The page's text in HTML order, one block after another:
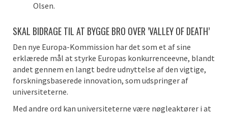
Olsen.
SKAL BIDRAGE TIL AT BYGGE BRO OVER ’VALLEY OF DEATH’
Den nye Europa-Kommission har det som et af sine
erklærede mål at styrke Europas konkurrenceevne, blandt
andet gennem en langt bedre udnyttelse af den vigtige,
forskningsbaserede innovation, som udspringer af
universiteterne.
Med andre ord kan universiteterne være nøgleaktører i at